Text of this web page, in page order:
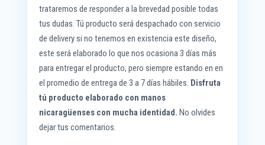
trataremos de responder a la brevedad posible todas
tus dudas. Tú producto será despachado con servicio
de delivery si no tenemos en existencia este diseño,
este será elaborado lo que nos ocasiona 3 días más
para entregar el producto, pero siempre estando en en
el promedio de entrega de 3 a 7 días hábiles. Disfruta
tú producto elaborado con manos
nicaragüenses con mucha identidad. No olvides
dejar tus comentarios.